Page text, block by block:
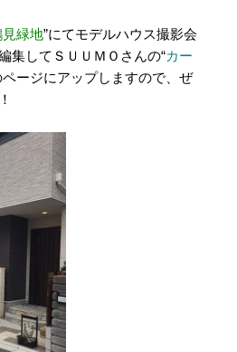
見緑地”にてモデルハウス撮影会
集してＳＵＵＭＯさんの“カー
ページにアップしますので、ぜ